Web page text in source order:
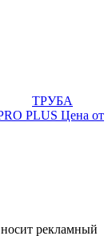
ТРУБА
PLUS Цена от
рекламный